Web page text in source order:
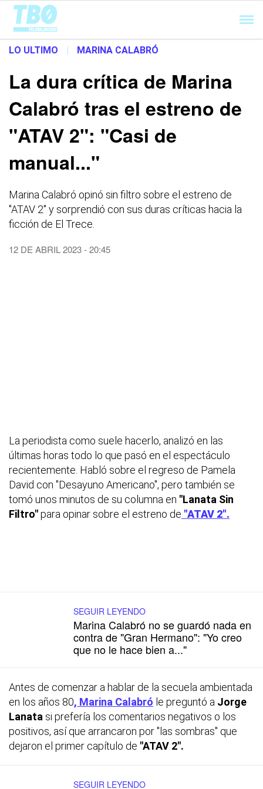
Cargando...
LO ULTIMO | MARINA CALABRÓ
La dura crítica de Marina
Calabró tras el estreno de
"ATAV 2": "Casi de
manual..."
Marina Calabró opinó sin filtro sobre el estreno de
"ATAV 2" y sorprendió con sus duras críticas hacia la
ficción de El Trece.
12 DE ABRIL 2023 - 20:45
La periodista como suele hacerlo, analizó en las
últimas horas todo lo que pasó en el espectáculo
recientemente. Habló sobre el regreso de Pamela
David con "Desayuno Americano", pero también se
tomó unos minutos de su columna en "Lanata Sin
Filtro"para opinar sobre el estreno de "ATAV 2".
SEGUIR LEYENDO
Marina Calabró no se guardó nada en
contra de "Gran Hermano": "Yo creo
que no le hace bien a..."
Antes de comenzar a hablar de la secuela ambientada
en los años 80, Marina Calabró le preguntó a Jorge
Lanata si prefería los comentarios negativos o los
positivos, así que arrancaron por "las sombras" que
dejaron el primer capítulo de "ATAV 2".
SEGUIR LEYENDO